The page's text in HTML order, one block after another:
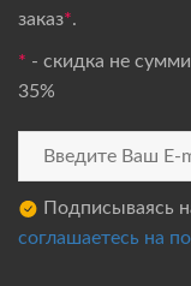
заказ*.
* - скидка не
35%
Подписываясь
соглашаетесь на